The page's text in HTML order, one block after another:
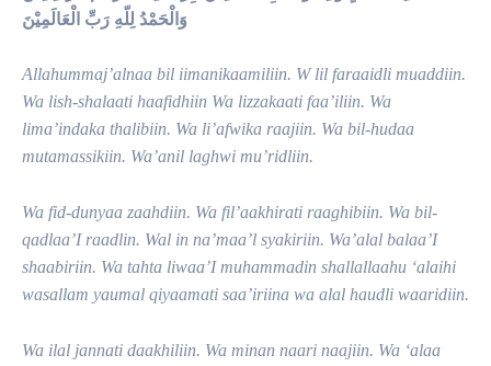
وَالْحَمْدُ لِلّهِ رَبِّ الْعَالَمِيْنَ
Allahummaj’alnaa bil iimanikaamiliin. W lil faraaidli muaddiin.
Wa lish-shalaati haafidhiin Wa lizzakaati faa’iliin. Wa
lima’indaka thalibiin. Wa li’afwika raajiin. Wa bil-hudaa
mutamassikiin. Wa’anil laghwi mu’ridliin.
Wa fid-dunyaa zaahdiin. Wa fil’aakhirati raaghibiin. Wa bil-
qadlaa’I raadlin. Wal in na’maa’l syakiriin. Wa’alal balaa’I
shaabiriin. Wa tahta liwaa’I muhammadin shallallaahu ‘alaihi
wasallam yaumal qiyaamati saa’iriina wa alal haudli waaridiin.
Wa ilal jannati daakhiliin. Wa minan naari naajiin. Wa ‘alaa